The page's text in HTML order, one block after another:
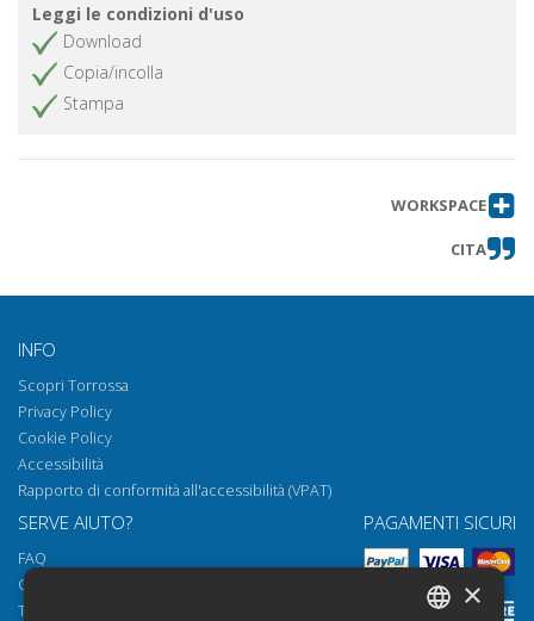
Leggi le condizioni d'uso
Download
Copia/incolla
Stampa
WORKSPACE
CITA
INFO
Scopri Torrossa
Privacy Policy
Cookie Policy
Accessibilità
Rapporto di conformità all'accessibilità (VPAT)
SERVE AIUTO?
FAQ
Come aprire i nostri documenti
Torrossa Reader
PAGAMENTI SICURI
×